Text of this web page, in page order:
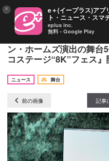
高画質で収録した、三谷
ン・ホームズ演出の舞
コステージ“8K”フェス
ニュース
舞台
前の画像 記事
× e＋(イープラス)アプ
ト・ニュース・スマ
eplus inc.
無料 - Google Play